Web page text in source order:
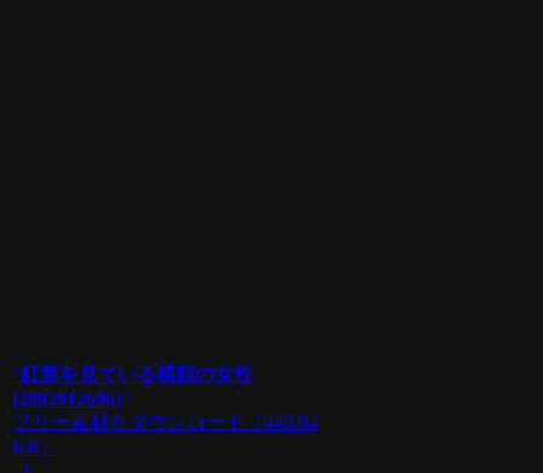
"紅葉を見ている横顔の女性
[2882912696]"
フリー素材をダウンロード
（448.94
KB）